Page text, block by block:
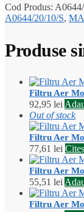
Cod Produs:
A0644/20/10/S,
Produse
Filtru Aer
92,95 lei
Out of stock
Filtru Aer
77,61 lei
Filtru Aer
55,51 lei
Filtru Aer